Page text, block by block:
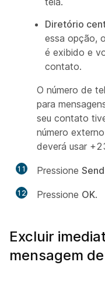
Diretório
essa opção,
é exibido e
contato.
O número de
para
seu contato
número
deverá usar
11 Pressione Send
12 Pressione OK.
Excluir
mensagem